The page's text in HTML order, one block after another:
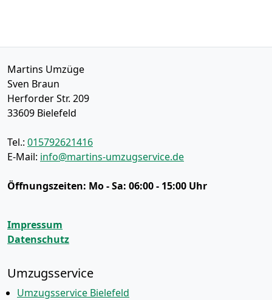
Martins Umzüge
Sven Braun
Herforder Str. 209
33609 Bielefeld
Tel.: 015792621416
E-Mail: info@martins-umzugservice.de
Öffnungszeiten: Mo - Sa: 06:00 - 15:00 Uhr
Impressum
Datenschutz
Umzugsservice
Umzugsservice Bielefeld